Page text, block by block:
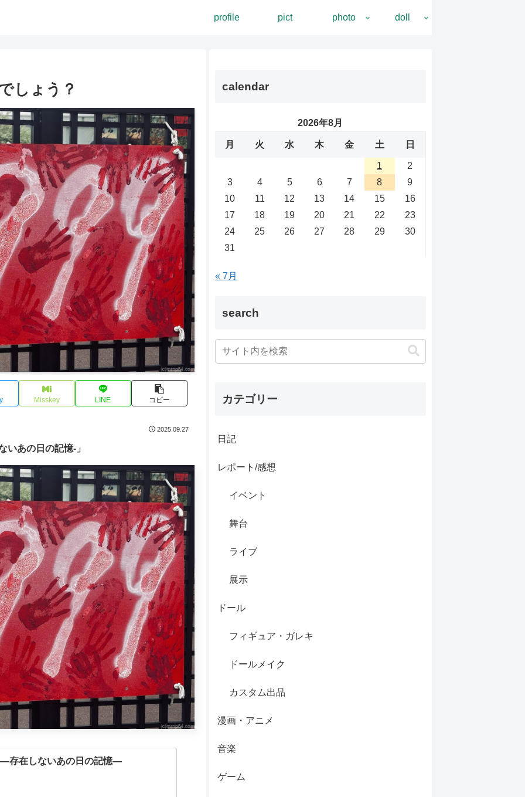
profile pict photo doll
しょう？
Misskey LINE コピー
2025.09.27
いあの日の記憶-」
存在しないあの日の記憶―
calendar
2026年8月
月 火 水 木 金 土 日
1
2
3
4 5 6 7 8
9
10
11 12 13 14 15
16
17
18 19 20 21 22
23
24
25 26 27 28 29
30
31
« 7月
search
カテゴリー
日記
レポート/感想
イベント
舞台
ライブ
展示
ドール
フィギュア・ガレキ
ドールメイク
カスタム出品
漫画・アニメ
音楽
ゲーム